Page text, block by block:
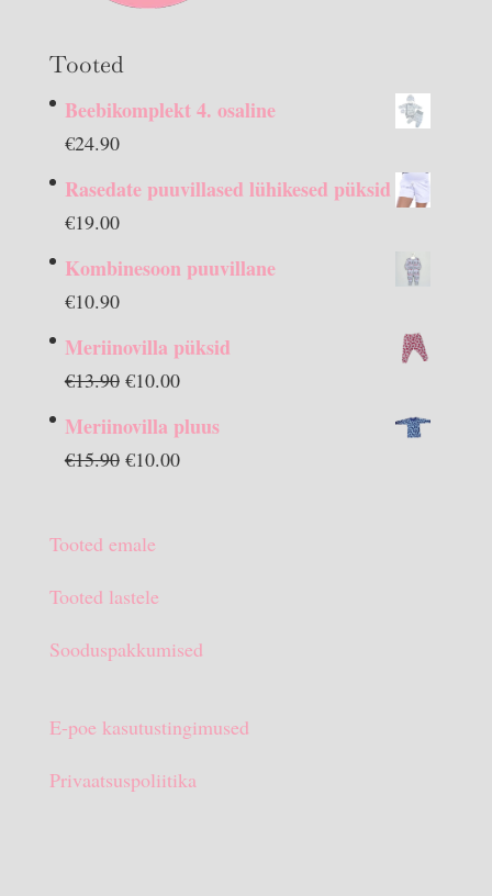
Tooted
Beebikomplekt 4. osaline
€24.90
Rasedate puuvillased lühikesed püksid
€19.00
Kombinesoon puuvillane
€10.90
Meriinovilla püksid
€13.90 Algne
€10.00Praegune
on:
Meriinovilla pluus
€15.90 Algne
€15.90.
€10.00Praegune
Tooted emale
Tooted lastele
Sooduspakkumised
E-poe kasutustingimused
Privaatsuspoliitika